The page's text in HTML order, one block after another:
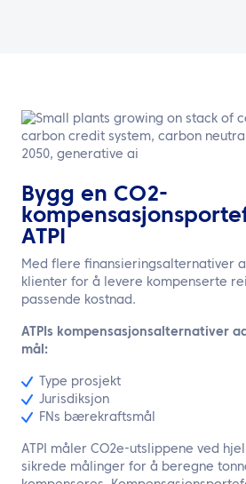
Bygg en CO2-
ATPI
Med flere finansieringsalternativer
klienter for å levere kompenserte
passende kostnad.
ATPIs kompensasjonsalternativer
mål:
Type prosjekt
Jurisdiksjon
FNs bærekraftsmål
ATPI måler CO2e-utslippene ved
sikrede målinger for å beregne